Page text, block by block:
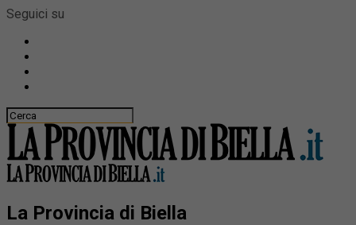
Seguici su
La Provincia di Biella